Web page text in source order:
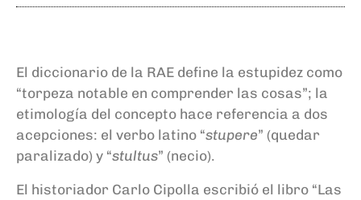
El diccionario de la RAE define la estupidez como
“torpeza notable en comprender las cosas”; la
etimología del concepto hace referencia a dos
acepciones: el verbo latino “stupere” (quedar
paralizado) y “stultus” (necio).
El historiador Carlo Cipolla escribió el libro “Las